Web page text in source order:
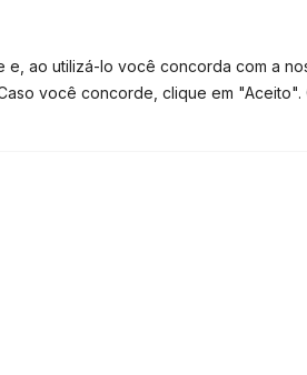
ao utilizá-lo você concorda com a
você concorde, clique em